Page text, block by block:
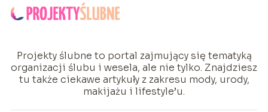
Projekty ślubne to portal zajmujący się tematyką
organizacji ślubu i wesela, ale nie tylko. Znajdziesz
tu także ciekawe artykuły z zakresu mody, urody,
makijażu i lifestyle’u.